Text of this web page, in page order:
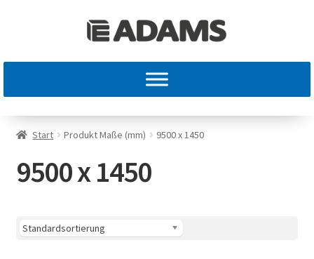
Start Produkt Maße (mm) 9500 x 1450
9500 x 1450